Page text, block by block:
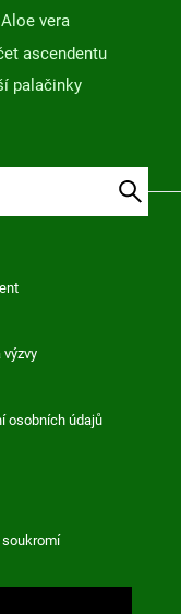
Aloe vera
ascendentu
palačinky
výzvy
osobních údajů